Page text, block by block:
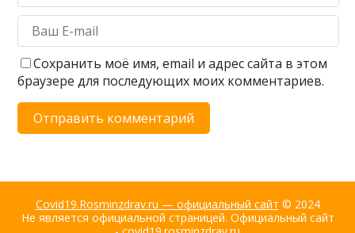
Сохранить моё имя, email и адрес сайта в этом
браузере для последующих моих комментариев.
Covid19.Rosminzdrav.ru — официальный сайт © 2024
Не является официальной страницей. Официальный сайт